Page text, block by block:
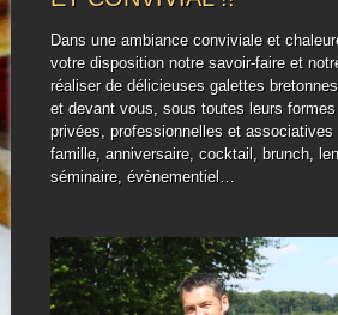
Dans une ambiance conviviale et
votre disposition notre savoir-faire et
réaliser de délicieuses galettes
et devant vous, sous toutes leurs
privées, professionnelles et associatives
famille, anniversaire, cocktail, brunch,
séminaire, évènementiel…